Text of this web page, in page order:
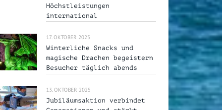
Höchstleistungen
international
17. OKTOBER 2025
Winterliche Snacks und
magische Drachen begeistern
Besucher täglich abends
13. OKTOBER 2025
Jubiläumsaktion verbindet